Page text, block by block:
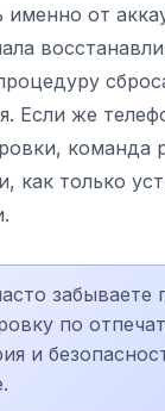
именно от
Если же
команда
как только
забываете
по
и